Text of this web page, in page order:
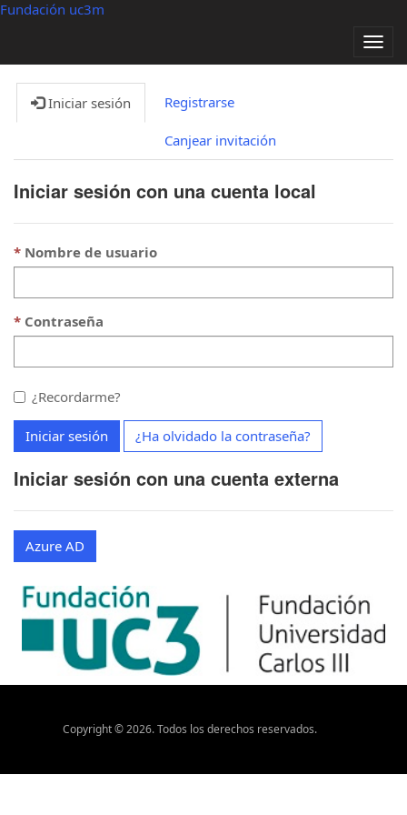
Fundación uc3m
Iniciar sesión Registrarse
Canjear invitación
Iniciar sesión con una cuenta local
Nombre de usuario
Contraseña
¿Recordarme?
Iniciar sesión ¿Ha olvidado la contraseña?
Iniciar sesión con una cuenta externa
Azure AD
Copyright ©2026. Todos los derechos reservados.